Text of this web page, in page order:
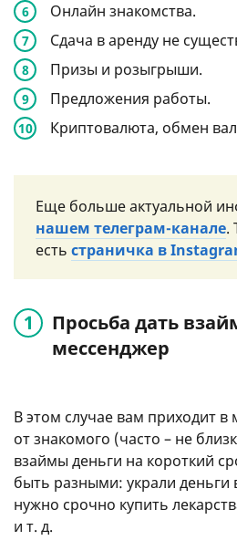
Онлайн знакомства.
Сдача в аренду не
Призы и розыгрыши.
Предложения работы.
Криптовалюта, обмен
Еще больше актуальной
нашем телеграм-канале.
есть страничка в
Просьба дать
мессенджер
В этом случае вам приходит
от знакомого (часто – не
взаймы деньги на короткий
быть разными: украли деньги
нужно срочно купить
и т. д.